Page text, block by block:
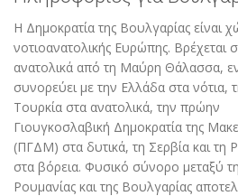
Η Δημοκρατία της Βουλγαρίας είναι
νοτιοανατολικής Ευρώπης. Βρέχεται
ανατολικά από τη Μαύρη Θάλασσα,
συνορεύει με την Ελλάδα στα νότια,
Τουρκία στα ανατολικά, την πρώην
Γιουγκοσλαβική Δημοκρατία της
(ΠΓΔΜ) στα δυτικά, τη Σερβία και τη
στα βόρεια. Φυσικό σύνορο μεταξύ
Ρουμανίας και της Βουλγαρίας